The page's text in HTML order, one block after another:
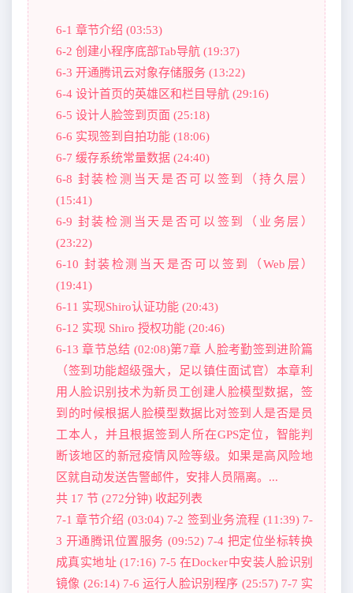
6-1 章节介绍 (03:53)
6-2 创建小程序底部Tab导航 (19:37)
6-3 开通腾讯云对象存储服务 (13:22)
6-4 设计首页的英雄区和栏目导航 (29:16)
6-5 设计人脸签到页面 (25:18)
6-6 实现签到自拍功能 (18:06)
6-7 缓存系统常量数据 (24:40)
6-8 封装检测当天是否可以签到（持久层）
(15:41)
6-9 封装检测当天是否可以签到（业务层）
(23:22)
6-10 封装检测当天是否可以签到（Web层）
(19:41)
6-11 实现Shiro认证功能 (20:43)
6-12 实现 Shiro 授权功能 (20:46)
6-13 章节总结 (02:08)第7章 人脸考勤签到进阶篇
（签到功能超级强大，足以镇住面试官）本章利
用人脸识别技术为新员工创建人脸模型数据，签
到的时候根据人脸模型数据比对签到人是否是员
工本人，并且根据签到人所在GPS定位，智能判
断该地区的新冠疫情风险等级。如果是高风险地
区就自动发送告警邮件，安排人员隔离。...
共 17 节 (272分钟) 收起列表
7-1 章节介绍 (03:04) 7-2 签到业务流程 (11:39) 7-
3 开通腾讯位置服务 (09:52) 7-4 把定位坐标转换
成真实地址 (17:16) 7-5 在Docker中安装人脸识别
镜像 (26:14) 7-6 运行人脸识别程序 (25:57) 7-7 实